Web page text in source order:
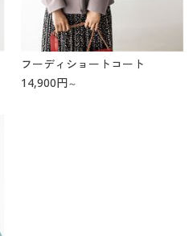
フーディショートコート
14,900円～